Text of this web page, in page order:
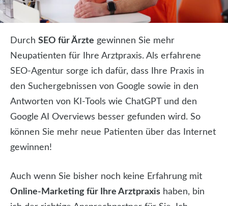
Durch SEO für Ärzte gewinnen Sie mehr
Neupatienten für Ihre Arztpraxis. Als erfahrene
SEO-Agentur sorge ich dafür, dass Ihre Praxis in
den Suchergebnissen von Google sowie in den
Antworten von KI-Tools wie ChatGPT und den
Google AI Overviews besser gefunden wird. So
können Sie mehr neue Patienten über das Internet
gewinnen!
Auch wenn Sie bisher noch keine Erfahrung mit
Online-Marketing für Ihre Arztpraxis haben, bin